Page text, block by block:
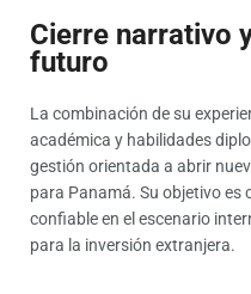
Cierre narrativo
futuro
La combinación de su
académica y habilidades
gestión orientada a abrir
para Panamá. Su objetivo es
confiable en el escenario
para la inversión extranjera.